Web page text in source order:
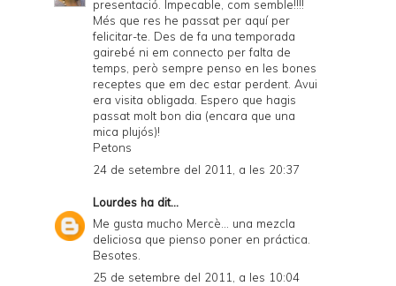
presentació. Impecable, com semble!!!!
Més que res he passat per aquí per
felicitar-te. Des de fa una temporada
gairebé ni em connecto per falta de
temps, però sempre penso en les bones
receptes que em dec estar perdent. Avui
era visita obligada. Espero que hagis
passat molt bon dia (encara que una
mica plujós)!
Petons
24 de setembre del 2011, a les 20:37
Lourdes ha dit...
Me gusta mucho Mercè... una mezcla
deliciosa que pienso poner en práctica.
Besotes.
25 de setembre del 2011, a les 10:04